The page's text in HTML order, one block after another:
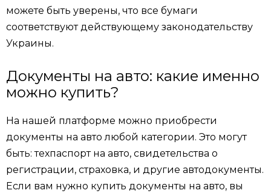
можете быть уверены, что все бумаги
соответствуют действующему законодательству
Украины.
Документы на авто: какие именно
можно купить?
На нашей платформе можно приобрести
документы на авто любой категории. Это могут
быть: техпаспорт на авто, свидетельства о
регистрации, страховка, и другие автодокументы.
Если вам нужно купить документы на авто, вы